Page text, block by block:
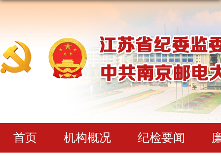
首页 机构概况 纪检要闻